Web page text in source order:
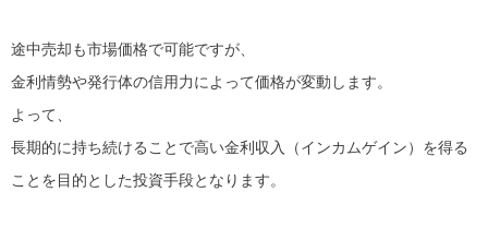
途中売却も市場価格で可能ですが、
金利情勢や発行体の信用力によって価格が変動します。
よって、
長期的に持ち続けることで高い金利収入（インカムゲイン）を得る
ことを目的とした投資手段となります。